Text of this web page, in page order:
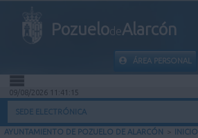
PozuelodeAlarcón
ÁREA PERSONAL
INICIO
09/08/2026 11:41:15
SEDE ELECTRÓNICA
AYUNTAMIENTO DE POZUELO DE ALARCÓN > INICIO